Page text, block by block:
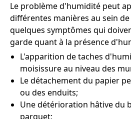
Le problème d'humidité peut
différentes manières au sein
quelques symptômes qui
garde quant à la présence
L'apparition de taches
moisissure au niveau des
Le détachement du papier
ou des enduits;
Une détérioration hâtive du
parquet;